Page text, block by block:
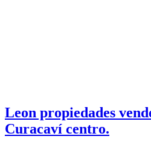
Leon propiedades
Curacaví centro.